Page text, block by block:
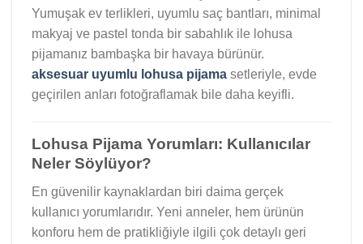
Yumuşak ev terlikleri, uyumlu saç bantları, minimal
makyaj ve pastel tonda bir sabahlık ile lohusa
pijamanız bambaşka bir havaya bürünür.
aksesuar uyumlu lohusa pijama setleriyle, evde
geçirilen anları fotoğraflamak bile daha keyifli.
Lohusa Pijama Yorumları: Kullanıcılar
Neler Söylüyor?
En güvenilir kaynaklardan biri daima gerçek
kullanıcı yorumlarıdır. Yeni anneler, hem ürünün
konforu hem de pratikliğiyle ilgili çok detaylı geri